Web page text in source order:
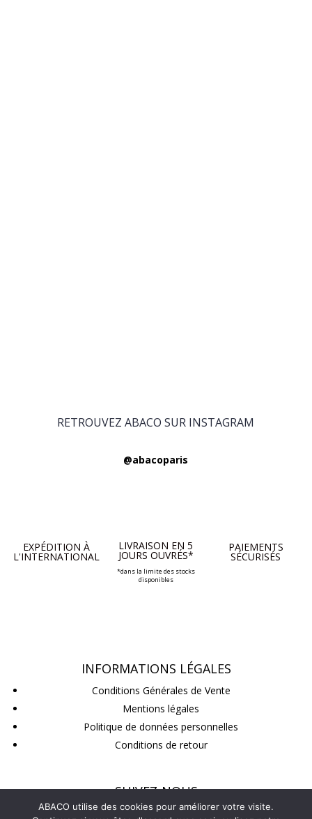
RETROUVEZ ABACO SUR INSTAGRAM
@abacoparis
EXPÉDITION À
L'INTERNATIONAL
LIVRAISON EN 5
JOURS OUVRÉS*
*dans la limite des stocks
disponibles
PAIEMENTS
SÉCURISÉS
INFORMATIONS LÉGALES
Conditions Générales de Vente
Mentions légales
Politique de données personnelles
Conditions de retour
SUIVEZ-NOUS
ABACO utilise des cookies pour améliorer votre visite.